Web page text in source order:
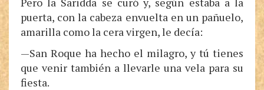
puerta, con la cabeza envuelta en un pañuelo,
amarilla como la cera virgen, le decía:
—San Roque ha hecho el milagro, y tú tienes
que venir también a llevarle una vela para su
fiesta.